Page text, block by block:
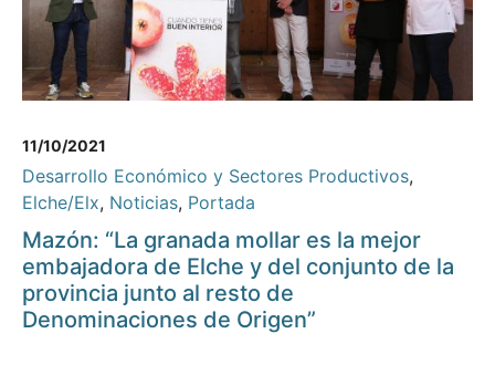
11/10/2021
Desarrollo Económico y Sectores Productivos,
Elche/Elx, Noticias, Portada
Mazón: “La granada mollar es la mejor
embajadora de Elche y del conjunto de la
provincia junto al resto de
Denominaciones de Origen”